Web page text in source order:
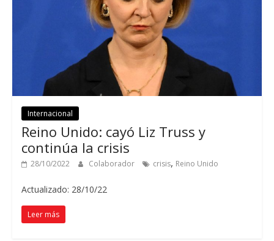
Internacional
Reino Unido: cayó Liz Truss y
continúa la crisis
28/10/2022 Colaborador crisis, Reino Unido
Actualizado: 28/10/22
Leer más